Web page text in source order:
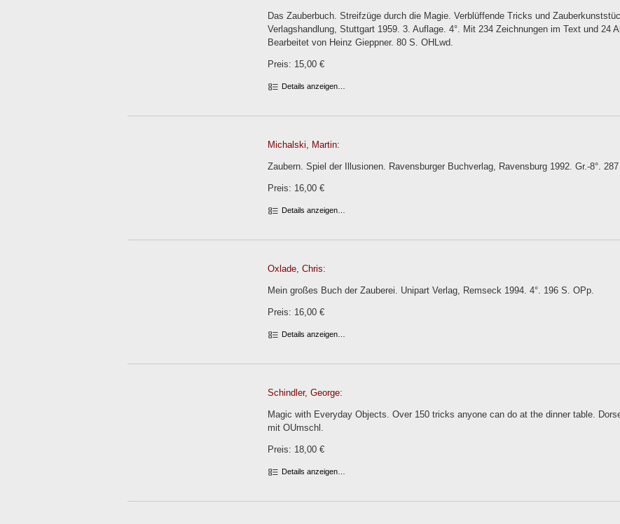
Das Zauberbuch. Streifzüge durch die Magie. Verblüffende Tricks und
Verlagshandlung, Stuttgart 1959. 3. Auflage. 4°. Mit 234 Zeichnungen im Text und 24
Bearbeitet von Heinz Gieppner. 80 S. OHLwd.
Preis: 15,00 €
Details anzeigen…
Michalski, Martin:
Zaubern. Spiel der Illusionen. Ravensburger Buchverlag, Ravensburg 1992. Gr.-8°.
Preis: 16,00 €
Details anzeigen…
Oxlade, Chris:
Mein großes Buch der Zauberei. Unipart Verlag, Remseck 1994. 4°. 196 S. OPp.
Preis: 16,00 €
Details anzeigen…
Schindler, George:
Magic with Everyday Objects. Over 150 tricks anyone can do at the dinner table.
mit OUmschl.
Preis: 18,00 €
Details anzeigen…